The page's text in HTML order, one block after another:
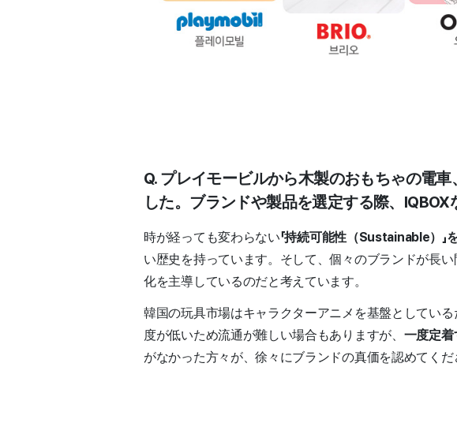
Q. プレイモービルから木製のおもちゃの電
した。ブランドや製品を選定する際、
時が経っても変わらない「持続可能性（Sustainable）」
い歴史を持っています。そして、個々のブランドが長
化を主導しているのだと考えています。
韓国の玩具市場はキャラクターアニメを基盤としてい
度が低いため流通が難しい場合もありますが、 一度定着
がなかった方々が、徐々にブランドの真価を認めてくだ